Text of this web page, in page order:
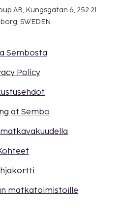
AB, Kungsgatan 6, 252 21
SWEDEN
Sembosta
Policy
at Sembo
matkatoimistoille